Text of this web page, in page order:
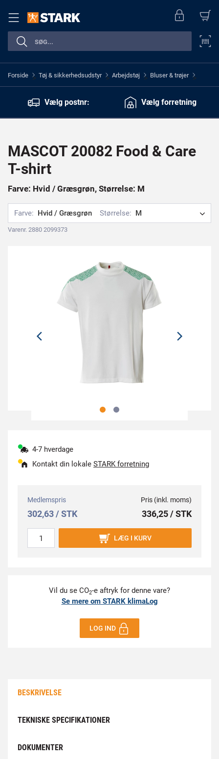
Forside > Tøj & sikkerhedsudstyr > Arbejdstøj > Bluser & trøjer >
Vælg postnr: Vælg forretning
MASCOT 20082 Food & Care
T-shirt
Farve: Hvid / Græsgrøn, Størrelse: M
Farve: Hvid / Græsgrøn Størrelse: M
Varenr. 2880 2099373
4-7 hverdage
Kontakt din lokale STARK forretning
Medlemspris
302,63 / STK
Pris (inkl. moms)
336,25 / STK
LÆG I KURV
Vil du se CO2-e aftryk for denne vare?
Se mere om STARK klimaLog
LOG IND
BESKRIVELSE
TEKNISKE SPECIFIKATIONER
DOKUMENTER